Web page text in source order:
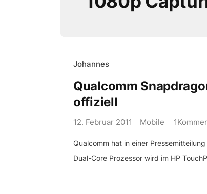
Johannes
Qualcomm
offiziell
12. Februar 2011 Mobile
Qualcomm hat in einer
Dual-Core Prozessor wird im HP